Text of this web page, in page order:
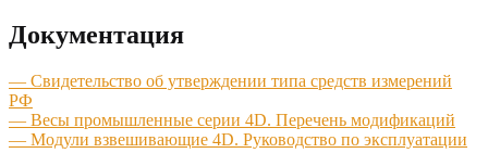
Документация
— Свидетельство об утверждении типа средств измерений
РФ
— Весы промышленные серии 4D. Перечень модификаций
— Модули взвешивающие 4D. Руководство по эксплуатации